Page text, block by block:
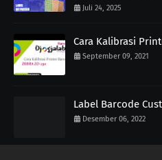
Juli 24, 2025
Cara Kalibrasi
September 09, 2021
Label Barcode
Desember 06, 2022